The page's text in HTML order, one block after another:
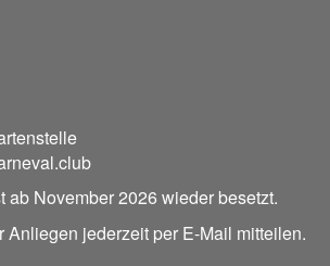
ab November 2026 wieder besetzt.
Anliegen jederzeit per E-Mail mitteilen.